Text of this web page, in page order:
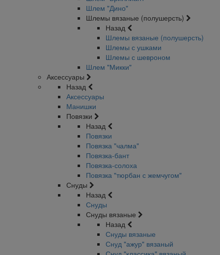
Шлем "Дино"
Шлемы вязаные (полушерсть)
Назад
Шлемы вязаные (полушерсть)
Шлемы с ушками
Шлемы с шевроном
Шлем "Микки"
Аксессуары
Назад
Аксессуары
Манишки
Повязки
Назад
Повязки
Повязка "чалма"
Повязка-бант
Повязка-солоха
Повязка "тюрбан с жемчугом"
Снуды
Назад
Снуды
Снуды вязаные
Назад
Снуды вязаные
Снуд "ажур" вязаный